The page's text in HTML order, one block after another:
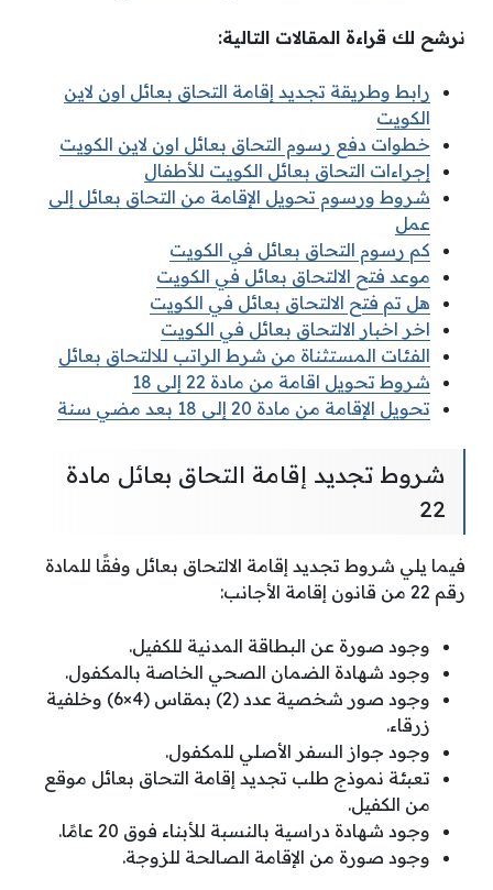
نرشح لك قراءة المقالات التالية:
رابط وطريقة تجديد إقامة التحاق بعائل اون لاين
الكويت
خطوات دفع رسوم التحاق بعائل اون لاين الكويت
إجراءات التحاق بعائل الكويت للأطفال
شروط ورسوم تحويل الإقامة من التحاق بعائل إلى
عمل
كم رسوم التحاق بعائل في الكويت
موعد فتح الالتحاق بعائل في الكويت
هل تم فتح الالتحاق بعائل في الكويت
اخر اخبار الالتحاق بعائل في الكويت
الفئات المستثناة من شرط الراتب للالتحاق بعائل
شروط تحويل اقامة من مادة 22 إلى 18
تحويل الإقامة من مادة 20 إلى 18 بعد مضي سنة
شروط تجديد إقامة التحاق بعائل مادة
22
فيما يلي شروط تجديد إقامة الالتحاق بعائل وفقًا للمادة
رقم 22 من قانون إقامة الأجانب:
وجود صورة عن البطاقة المدنية للكفيل.
وجود شهادة الضمان الصحي الخاصة بالمكفول.
وجود صور شخصية عدد (2) بمقاس (4×6) وخلفية
زرقاء.
وجود جواز السفر الأصلي للمكفول.
تعبئة نموذج طلب تجديد إقامة التحاق بعائل موقع
من الكفيل.
وجود شهادة دراسية بالنسبة للأبناء فوق 20 عامًا.
وجود صورة من الإقامة الصالحة للزوجة.